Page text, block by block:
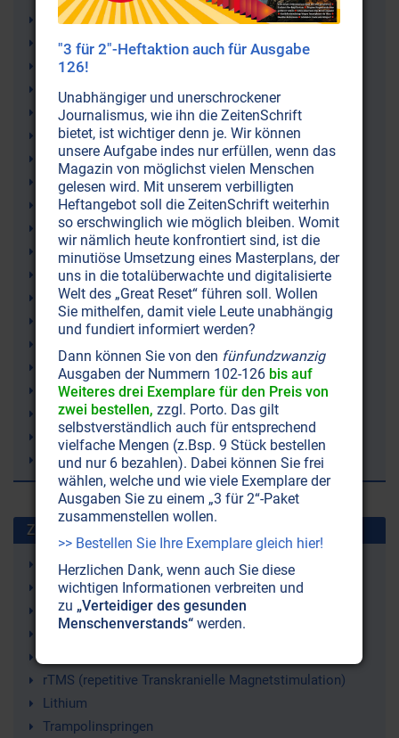
Geoffrey Hodson
Natur
Energie
Sphärenmusik
Klang
Tonleiter
Esoterik
Kohlenstoff
Hexachord
Mathematik
Max Planck
Gene
Kosmischer Akkord
Ganzton
Erbgut
Dur
Chlorophyll
Chemie
Atom-Harmonik
Zuletzt gesuchte Stichworte
Gelenkschmerzen
Ketone (Ketonkörper)
Ketogene Ernährung (Ketose)
Irland
rTMS (repetitive Transkranielle Magnetstimulation)
Lithium
Trampolinspringen
"3 für 2"-Heftaktion auch für Ausgabe
126!
Unabhängiger und unerschrockener
Journalismus, wie ihn die ZeitenSchrift
bietet, ist wichtiger denn je. Wir können
unsere Aufgabe indes nur erfüllen, wenn das
Magazin von möglichst vielen Menschen
gelesen wird. Mit unserem verbilligten
Heftangebot soll die ZeitenSchrift weiterhin
so erschwinglich wie möglich bleiben. Womit
wir nämlich heute konfrontiert sind, ist die
minutiöse Umsetzung eines Masterplans, der
uns in die totalüberwachte und digitalisierte
Welt des „Great Reset“ führen soll. Wollen
Sie mithelfen, damit viele Leute unabhängig
und fundiert informiert werden?
Dann können Sie von den fünfundzwanzig
Ausgaben der Nummern 102-126 bis auf
Weiteres drei Exemplare für den Preis von
zwei bestellen, zzgl. Porto. Das gilt
selbstverständlich auch für entsprechend
vielfache Mengen (z.Bsp. 9 Stück bestellen
und nur 6 bezahlen). Dabei können Sie frei
wählen, welche und wie viele Exemplare der
Ausgaben Sie zu einem „3 für 2“-Paket
zusammenstellen wollen.
>> Bestellen Sie Ihre Exemplare gleich hier!
Herzlichen Dank, wenn auch Sie diese
wichtigen Informationen verbreiten und
zu „Verteidiger des gesunden
Menschenverstands“ werden.